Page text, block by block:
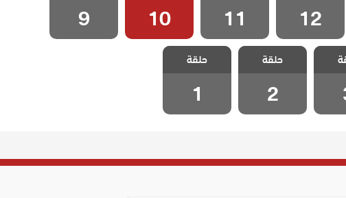
12
11
10
9
3
مسلسل شارع
السلام الحلقة 2
حلقة
2
مسلسل شارع
السلام الحلقة 1
حلقة
1